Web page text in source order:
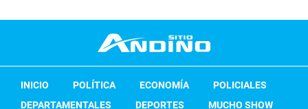
INICIO POLÍTICA ECONOMÍA
POLICIALES
DEPARTAMENTALES
DEPORTES MUCHO SHOW